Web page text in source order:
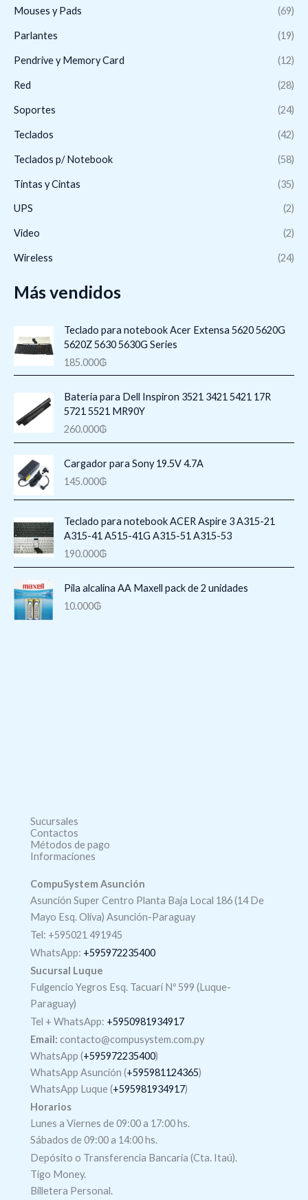
Mouses y Pads (69)
Parlantes (19)
Pendrive y Memory Card (12)
Red (28)
Soportes (24)
Teclados (42)
Teclados p/ Notebook (58)
Tintas y Cintas (35)
UPS (2)
Video (2)
Wireless (24)
Más vendidos
Teclado para notebook Acer Extensa 5620 5620G
5620Z 5630 5630G Series
185.000₲
Bateria para Dell Inspiron 3521 3421 5421 17R
5721 5521 MR90Y
260.000₲
Cargador para Sony 19.5V 4.7A
145.000₲
Teclado para notebook ACER Aspire 3 A315-21
A315-41 A515-41G A315-51 A315-53
190.000₲
Pila alcalina AA Maxell pack de 2 unidades
10.000₲
Sucursales
Contactos
Métodos de pago
Informaciones
CompuSystem Asunción
Asunción Super Centro Planta Baja Local 186 (14 De
Mayo Esq. Oliva) Asunción-Paraguay
Tel: +595021 491945
WhatsApp: +595972235400
Sucursal Luque
Fulgencio Yegros Esq. Tacuarí Nº 599 (Luque-
Paraguay)
Tel + WhatsApp: +5950981934917
Email: contacto@compusystem.com.py
WhatsApp (+595972235400)
WhatsApp Asunción (+595981124365)
WhatsApp Luque (+595981934917)
Horarios
Lunes a Viernes de 09:00 a 17:00 hs.
Sábados de 09:00 a 14:00 hs.
Depósito o Transferencia Bancaria (Cta. Itaú).
Tigo Money.
Billetera Personal.